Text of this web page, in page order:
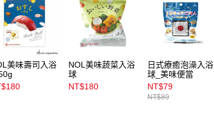
美味壽司入浴
NOL美味蔬菜入浴
球
NT$180
日式療癒泡澡入浴
球_美味便當
NT$79
NT$89